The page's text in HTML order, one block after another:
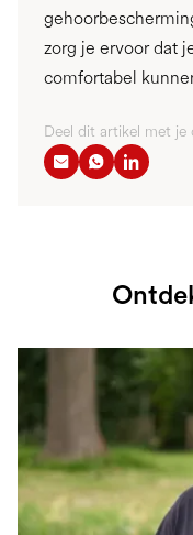
zorg je ervoor dat
comfortabel
Deel dit artikel met je